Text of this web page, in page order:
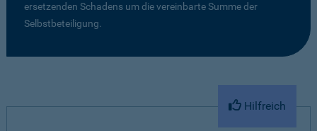
ersetzenden Schadens um die vereinbarte Summe der
Selbstbeteiligung.
Hilfreich